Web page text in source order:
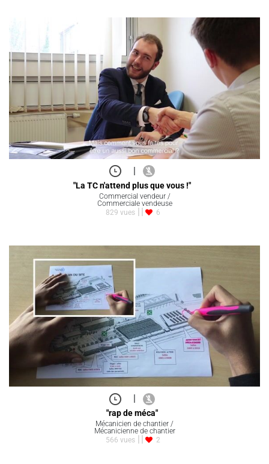
|
"La TC n'attend plus que vous !"
Commercial vendeur /
Commerciale vendeuse
829 vues
6
|
"rap de méca"
Mécanicien de chantier /
Mécanicienne de chantier
566 vues
2